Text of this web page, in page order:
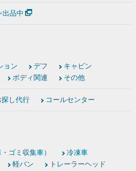
出品中
ョン デフ
キャビン
ボディ関連 その他
探し代行 コールセンター
ゴミ収集車）
冷凍車
軽バン
トレーラーヘッド